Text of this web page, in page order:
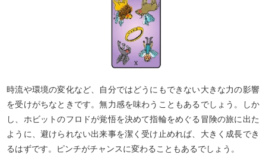
時流や環境の変化など、自分ではどうにもできない大きな力の影響
を受けがちなときです。無力感を味わうこともあるでしょう。しか
し、ホビットのフロドが覚悟を決めて指輪をめぐる冒険の旅に出た
ように、避けられない出来事を潔く受け止めれば、大きく成長でき
るはずです。ピンチがチャンスに変わることもあるでしょう。